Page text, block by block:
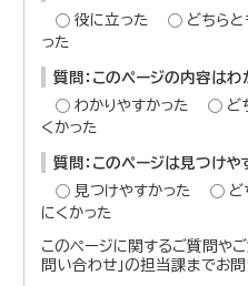
役に立った
どちら
った
質問：このページの内容は
わかりやすかった
ど
くかった
質問：このページは見つけや
見つけやすかった
ど
にくかった
このページに関するご質問や
問い合わせ」の担当課までお問